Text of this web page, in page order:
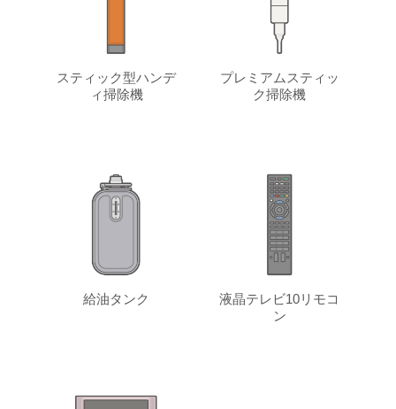
スティック型ハンデ
ィ掃除機
プレミアムスティッ
ク掃除機
給油タンク
液晶テレビ10リモコ
ン